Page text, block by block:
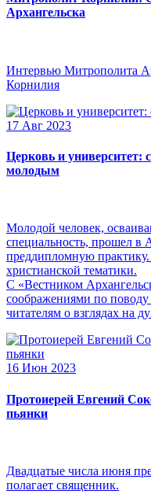
Архангельска
Интервью Митрополита
Корнилия
17 Авг 2023
Церковь и университет:
молодым
Молодой человек,
специальность, прошел в
преддипломную практику.
христианской тематики.
С «Вестником
соображениями по поводу
читателям о взглядах на
16 Июн 2023
Протоиерей Евгений
пьянки
Двадцатые числа июня
полагает священник.